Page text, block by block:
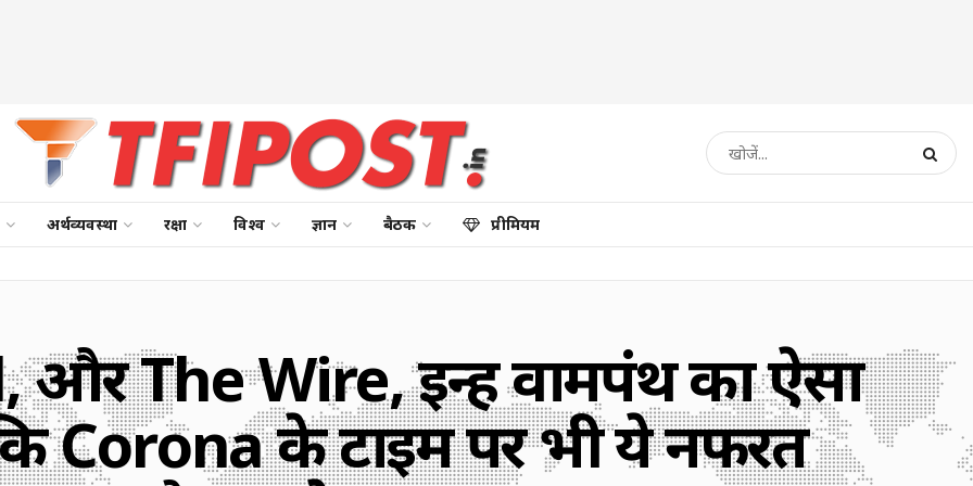
अर्थव्यवस्था रक्षा विश्व ज्ञान बैठक प्रीमियम
और The Wire, इन्हें वामपंथ का ऐसा
Corona के टाइम पर भी ये नफरत